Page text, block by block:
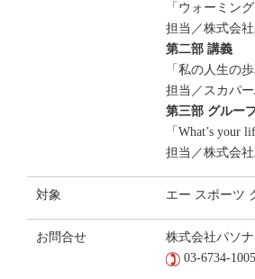
「ウォーミン
担当／株式会
第二部 講義
「私の人生の
担当／スカパ
第三部 グルー
「What’s your
担当／株式会
対象 エー スポーツ
お問合せ
株式会社パソ
03-6734-1005